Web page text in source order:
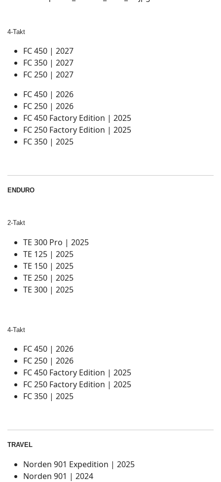
4-Takt
FC 450 | 2027
FC 350 | 2027
FC 250 | 2027
FC 450 | 2026
FC 250 | 2026
FC 450 Factory Edition | 2025
FC 250 Factory Edition | 2025
FC 350 | 2025
ENDURO
2-Takt
TE 300 Pro | 2025
TE 125 | 2025
TE 150 | 2025
TE 250 | 2025
TE 300 | 2025
4-Takt
FC 450 | 2026
FC 250 | 2026
FC 450 Factory Edition | 2025
FC 250 Factory Edition | 2025
FC 350 | 2025
TRAVEL
Norden 901 Expedition | 2025
Norden 901 | 2024